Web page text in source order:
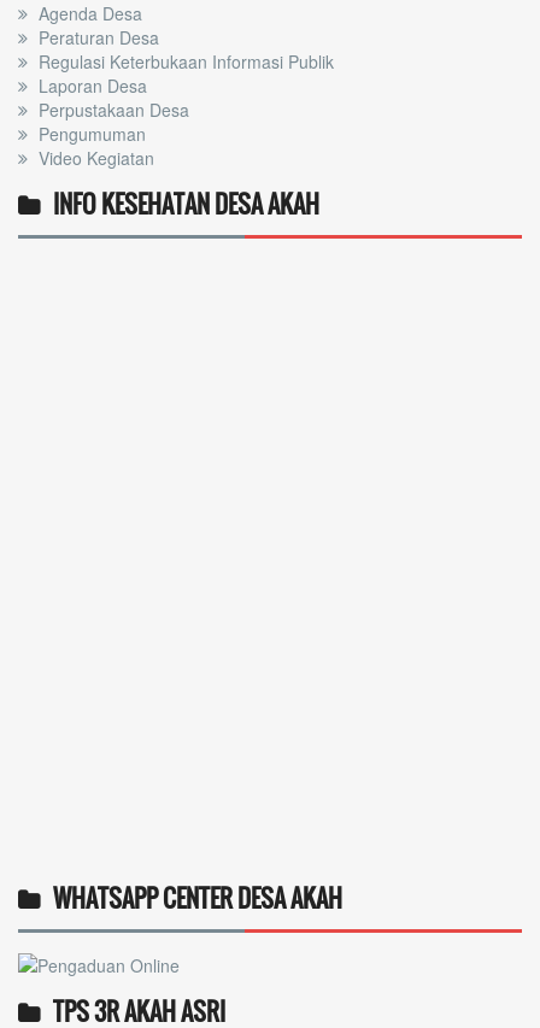
Agenda Desa
Peraturan Desa
Regulasi Keterbukaan Informasi Publik
Laporan Desa
Perpustakaan Desa
Pengumuman
Video Kegiatan
INFO KESEHATAN DESA AKAH
WHATSAPP CENTER DESA AKAH
TPS 3R AKAH ASRI